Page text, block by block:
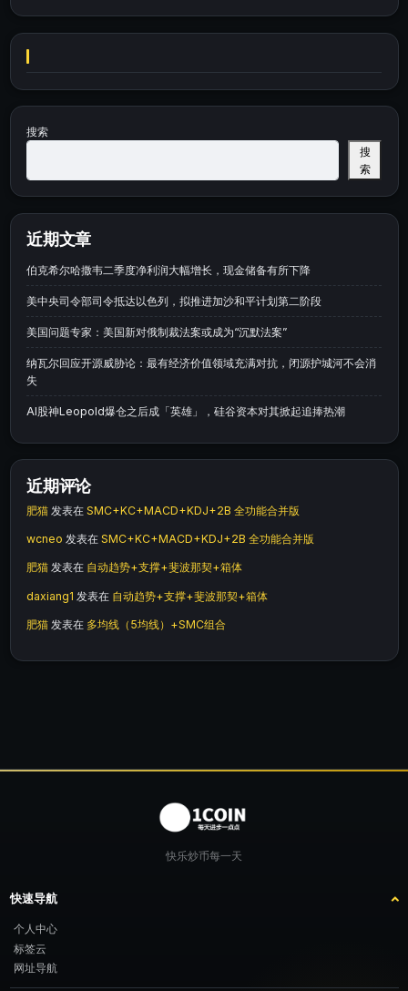
搜索
搜
索
近期文章
伯克希尔哈撒韦二季度净利润大幅增长，现金储备有所下降
美中央司令部司令抵达以色列，拟推进加沙和平计划第二阶段
美国问题专家：美国新对俄制裁法案或成为“沉默法案”
纳瓦尔回应开源威胁论：最有经济价值领域充满对抗，闭源护城河不会消
失
AI股神Leopold爆仓之后成「英雄」，硅谷资本对其掀起追捧热潮
近期评论
肥猫 发表在 SMC+KC+MACD+KDJ+2B 全功能合并版
wcneo 发表在 SMC+KC+MACD+KDJ+2B 全功能合并版
肥猫 发表在 自动趋势+支撑+斐波那契+箱体
daxiang1 发表在 自动趋势+支撑+斐波那契+箱体
肥猫 发表在 多均线（5均线）+SMC组合
快乐炒币每一天
快速导航
个人中心
标签云
网址导航